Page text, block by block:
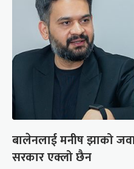
बालेनलाई मनीष झाको
सरकार एक्लो छैन